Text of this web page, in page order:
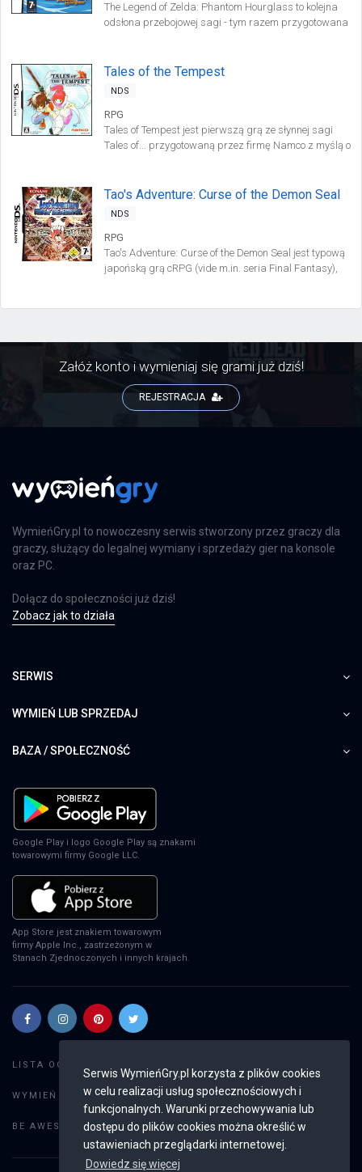
Serwis WymieńGry.pl korzysta z plików cookies
w celu realizacji usług społecznościowych i
funkcjonalnych. Warunki przechowywania lub
dostępu do plików cookies można określić w
ustawieniach przeglądarki internetowej.
Dowiedz się więcej
The Legend of Zelda: Phantom Hourglass to kolejna
odsłona przebojowej sagi - tym razem przygotowana
Tales of the Tempest
NDS
RPG
Tales of Tempest jest pierwszą grą ze słynnej sagi
Tales of... przygotowaną przez firmę Namco z myślą o
Tao's Adventure: Curse of the Demon Seal
NDS
RPG
Tao's Adventure: Curse of the Demon Seal jest typową
japońską grą cRPG (vide m.in. seria Final Fantasy),
Załóż konto i wymieniaj się grami już dziś!
REJESTRACJA
WymieńGry.pl to nowoczesny serwis stworzony przez graczy dla
graczy, służący do legalnej wymiany i sprzedaży gier na konsole
oraz PC.
Dołącz do społeczności już dziś!
Zobacz jak to działa
SERWIS
WYMIEŃ LUB SPRZEDAJ
BAZA / SPOŁECZNOŚĆ
Google Play i logo Google Play są znakami
towarowymi firmy Google LLC.
App Store jest znakiem towarowym
firmy Apple Inc., zastrzeżonym w
Stanach Zjednoczonych i innych krajach.
LISTA OGŁOSZEŃ:
WYMIEŃ GRY: Dodaj ogłoszenie
BE AWESOME: Weryfikacja konta